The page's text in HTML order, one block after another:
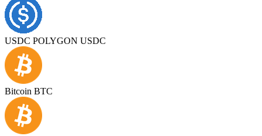
USDC POLYGON USDC
Bitcoin BTC